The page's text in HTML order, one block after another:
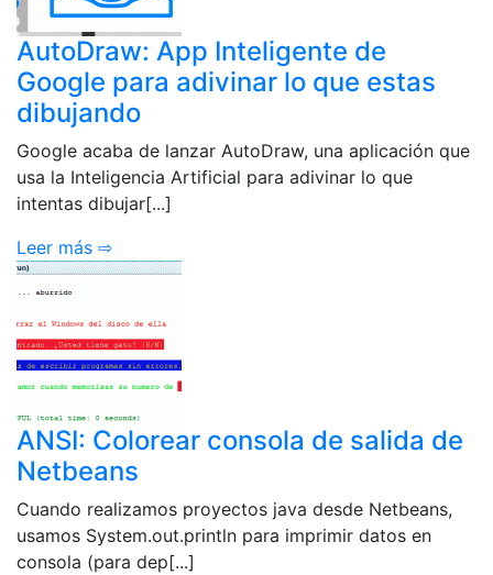
AutoDraw: App Inteligente de
Google para adivinar lo que estas
dibujando
Google acaba de lanzar AutoDraw, una aplicación que
usa la Inteligencia Artificial para adivinar lo que
intentas dibujar[...]
Leer más ⇨
ANSI: Colorear consola de salida de
Netbeans
Cuando realizamos proyectos java desde Netbeans,
usamos System.out.println para imprimir datos en
consola (para dep[...]